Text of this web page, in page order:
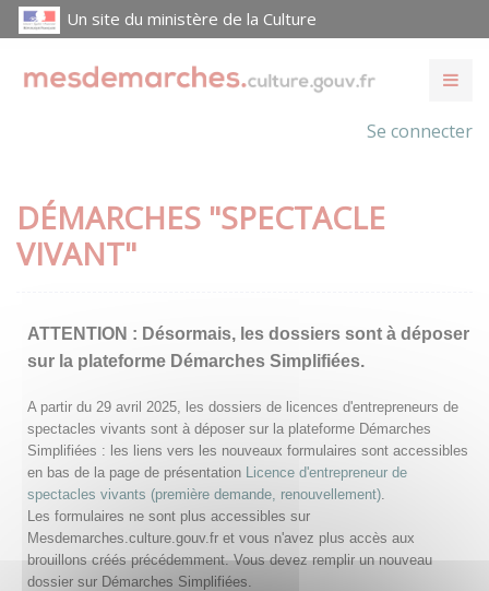
Un site du ministère de la Culture
Se connecter
DÉMARCHES "SPECTACLE
VIVANT"
ATTENTION : Désormais, les dossiers sont à déposer
sur la plateforme Démarches Simplifiées.
A partir du 29 avril 2025, les dossiers de licences d'entrepreneurs de
spectacles vivants sont à déposer sur la plateforme Démarches
Simplifiées : les liens vers les nouveaux formulaires sont accessibles
en bas de la page de présentation Licence d'entrepreneur de
spectacles vivants (première demande, renouvellement).
Les formulaires ne sont plus accessibles sur
Mesdemarches.culture.gouv.fr et vous n'avez plus accès aux
brouillons créés précédemment. Vous devez remplir un nouveau
dossier sur Démarches Simplifiées.